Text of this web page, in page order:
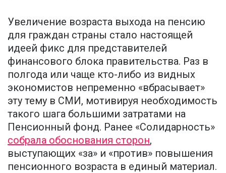
Увеличение возраста выхода на пенсию
для граждан страны стало настоящей
идеей фикс для представителей
финансового блока правительства. Раз в
полгода или чаще кто-либо из видных
экономистов непременно «вбрасывает»
эту тему в СМИ, мотивируя необходимость
такого шага большими затратами на
Пенсионный фонд. Ранее «Солидарность»
собрала обоснования сторон,
выступающих «за» и «против» повышения
пенсионного возраста в единый материал.